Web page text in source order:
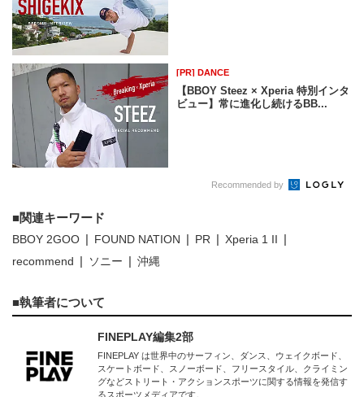
[PR] DANCE
【BBOY Steez × Xperia 特別インタ
ビュー】常に進化し続けるBB...
Recommended by
関連キーワード
BBOY 2GOO FOUND NATION PR
Xperia 1 II
recommend
ソニー 沖縄
執筆者について
FINEPLAY編集2部
FINEPLAY は世界中のサーフィン、ダンス、ウェイクボード、
スケートボード、スノーボード、フリースタイル、クライミン
グなどストリート・アクションスポーツに関する情報を発信す
るスポーツメディアです。